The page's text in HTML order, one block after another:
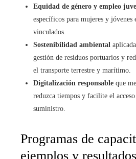
Equidad de género y empleo
específicos para mujeres y
vinculados.
Sostenibilidad ambiental
gestión de residuos portuarios y
el transporte terrestre y marítimo.
Digitalización responsable que
reduzca tiempos y facilite el acceso
suministro.
Programas de
ejemplos y resultados